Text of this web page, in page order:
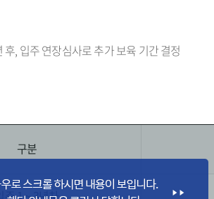
, 입주 연장심사로 추가 보육 기간 결정
구분
주 1 ~ 3년차